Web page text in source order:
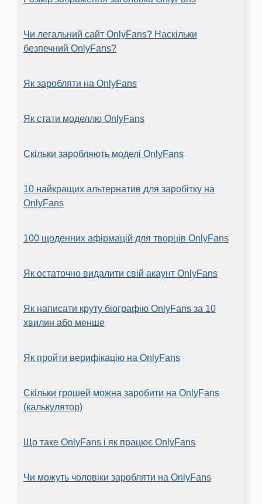
Чи легальний сайт OnlyFans? Наскільки
безпечний OnlyFans?
Як заробляти на OnlyFans
Як стати моделлю OnlyFans
Скільки заробляють моделі OnlyFans
10 найкращих альтернатив для заробітку на
OnlyFans
100 щоденних афірмацій для творців OnlyFans
Як остаточно видалити свій акаунт OnlyFans
Як написати круту біографію OnlyFans за 10
хвилин або менше
Як пройти верифікацію на OnlyFans
Скільки грошей можна заробити на OnlyFans
(калькулятор)
Що таке OnlyFans і як працює OnlyFans
Чи можуть чоловіки заробляти на OnlyFans